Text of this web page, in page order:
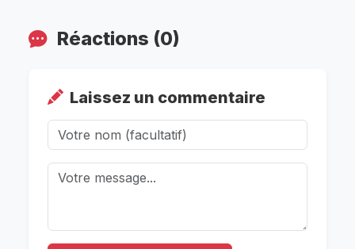
Réactions (0)
Laissez un commentaire